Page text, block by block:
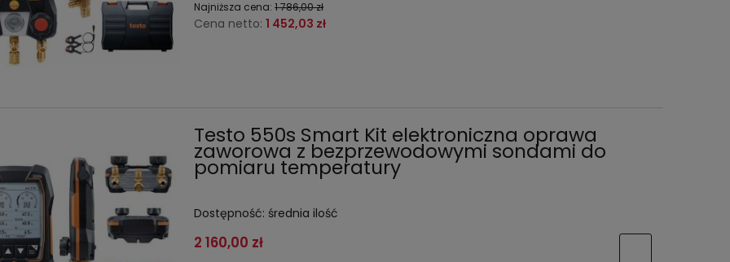
Najniższa cena:1 786,00 zł
Cena netto:1 452,03 zł
Testo 550s Smart Kit elektroniczna oprawa
zaworowa z bezprzewodowymi sondami do
pomiaru temperatury
Dostępność: średnia ilość
2 160,00 zł